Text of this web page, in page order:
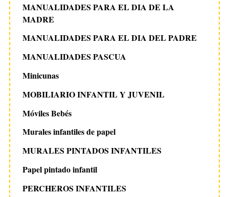
MANUALIDADES PARA EL DIA DE LA
MADRE
MANUALIDADES PARA EL DIA DEL PADRE
MANUALIDADES PASCUA
Minicunas
MOBILIARIO INFANTIL Y JUVENIL
Móviles Bebés
Murales infantiles de papel
MURALES PINTADOS INFANTILES
Papel pintado infantil
PERCHEROS INFANTILES